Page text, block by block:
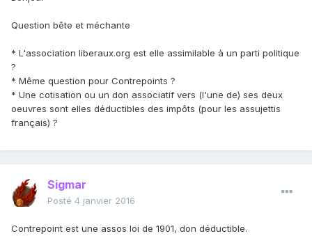
Question bête et méchante
* L'association liberaux.org est elle assimilable à un parti politique
?
* Même question pour Contrepoints ?
* Une cotisation ou un don associatif vers (l'une de) ses deux
oeuvres sont elles déductibles des impôts (pour les assujettis
français) ?
Sigmar
Posté 4 janvier 2016
Contrepoint est une assos loi de 1901, don déductible.